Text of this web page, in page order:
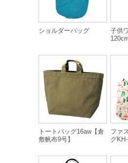
ショルダーバッグ
子供
トートバッグ16aw【倉
敷帆布9号】
ファ
グ